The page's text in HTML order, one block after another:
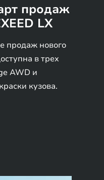
продаж
LX
продаж нового
в трех
AWD и
кузова.